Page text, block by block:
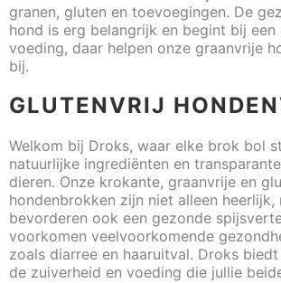
granen, gluten en toevoegingen. De
hond is erg belangrijk en begint bij een
voeding, daar helpen onze graanvrije
bij.
GLUTENVRIJ
Welkom bij Droks, waar elke brok bol
natuurlijke ingrediënten en
dieren. Onze krokante, graanvrije en
hondenbrokken zijn niet alleen heerlijk,
bevorderen ook een gezonde
voorkomen veelvoorkomende
zoals diarree en haaruitval. Droks
de zuiverheid en voeding die jullie